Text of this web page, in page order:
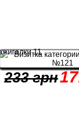
233 грн